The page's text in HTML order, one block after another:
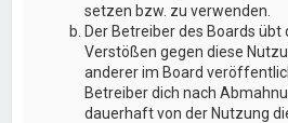
setzen bzw. zu verwenden.
Der Betreiber des Boards übt
Verstößen gegen diese
anderer im Board
Betreiber dich nach
dauerhaft von der Nutzung